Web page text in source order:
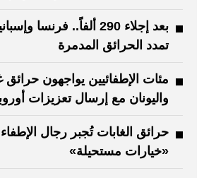
بعد إجلاء 290 ألفاً..
تمدد الحرائق المدمرة
مئات الإطفائيين يواجهون حرائق
واليونان مع إرسال تعزيزات
حرائق الغابات تُجبر رجال
«خيارات مستحيلة»